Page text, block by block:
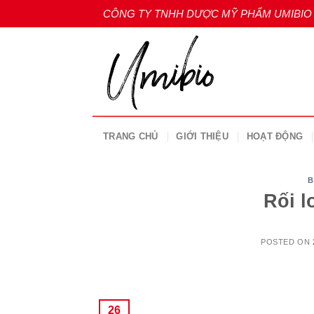
to
CÔNG TY TNHH DƯỢC MỸ PHẨM UMIBIO
TRANG CHỦ GIỚI THIỆU HOẠT ĐỘNG
Rối
POSTED ON
26